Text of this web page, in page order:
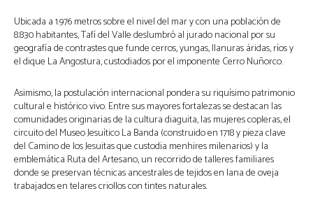
Ubicada a 1.976 metros sobre el nivel del mar y con una población de
8.830 habitantes, Tafí del Valle deslumbró al jurado nacional por su
geografía de contrastes que funde cerros, yungas, llanuras áridas, ríos y
el dique La Angostura, custodiados por el imponente Cerro Nuñorco.
Asimismo, la postulación internacional pondera su riquísimo patrimonio
cultural e histórico vivo. Entre sus mayores fortalezas se destacan las
comunidades originarias de la cultura diaguita, las mujeres copleras, el
circuito del Museo Jesuítico La Banda (construido en 1718 y pieza clave
del Camino de los Jesuitas que custodia menhires milenarios) y la
emblemática Ruta del Artesano, un recorrido de talleres familiares
donde se preservan técnicas ancestrales de tejidos en lana de oveja
trabajados en telares criollos con tintes naturales.